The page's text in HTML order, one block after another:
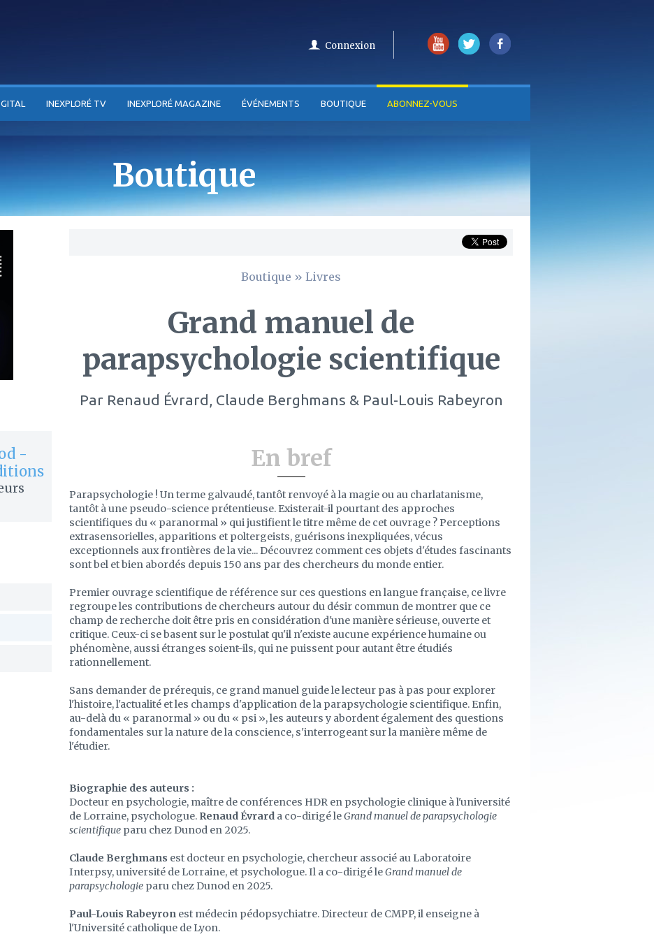
Connexion
INEXPLORÉ TV INEXPLORÉ MAGAZINE ÉVÉNEMENTS BOUTIQUE ABONNEZ-VOUS
Boutique
-
Boutique » Livres
Grand manuel de
parapsychologie scientifique
ParRenaud Évrard, Claude Berghmans & Paul-Louis Rabeyron
En bref
Parapsychologie ! Un terme galvaudé, tantôt renvoyé à la magie ou au charlatanisme,
tantôt à une pseudo-science prétentieuse. Existerait-il pourtant des approches
scientifiques du « paranormal » qui justifient le titre même de cet ouvrage ? Perceptions
extrasensorielles, apparitions et poltergeists, guérisons inexpliquées, vécus
exceptionnels aux frontières de la vie... Découvrez comment ces objets d'études fascinants
sont bel et bien abordés depuis 150 ans par des chercheurs du monde entier.
Premier ouvrage scientifique de référence sur ces questions en langue française, ce livre
regroupe les contributions de chercheurs autour du désir commun de montrer que ce
champ de recherche doit être pris en considération d'une manière sérieuse, ouverte et
critique. Ceux-ci se basent sur le postulat qu'il n'existe aucune expérience humaine ou
phénomène, aussi étranges soient-ils, qui ne puissent pour autant être étudiés
rationnellement.
Sans demander de prérequis, ce grand manuel guide le lecteur pas à pas pour explorer
l'histoire, l'actualité et les champs d'application de la parapsychologie scientifique. Enfin,
au-delà du « paranormal » ou du « psi », les auteurs y abordent également des questions
fondamentales sur la nature de la conscience, s'interrogeant sur la manière même de
l'étudier.
Biographie des auteurs :
Docteur en psychologie, maître de conférences HDR en psychologie clinique à l'université
de Lorraine, psychologue. Renaud Évrard a co-dirigé leGrand manuel de parapsychologie
scientifique paru chez Dunod en 2025.
Claude Berghmans est docteur en psychologie, chercheur associé au Laboratoire
Interpsy, université de Lorraine, et psychologue. Il a co-dirigé leGrand manuel de
parapsychologie paru chez Dunod en 2025.
Paul-Louis Rabeyron est médecin pédopsychiatre. Directeur de CMPP, il enseigne à
l'Université catholique de Lyon.